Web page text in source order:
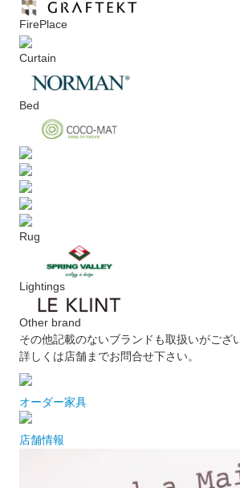
FirePlace
Curtain
Bed
Rug
Lightings
Other brand
その他記載のないブランドも取扱いがござ
詳しくは店舗までお問合せ下さい。
オーダー家具
店舗情報